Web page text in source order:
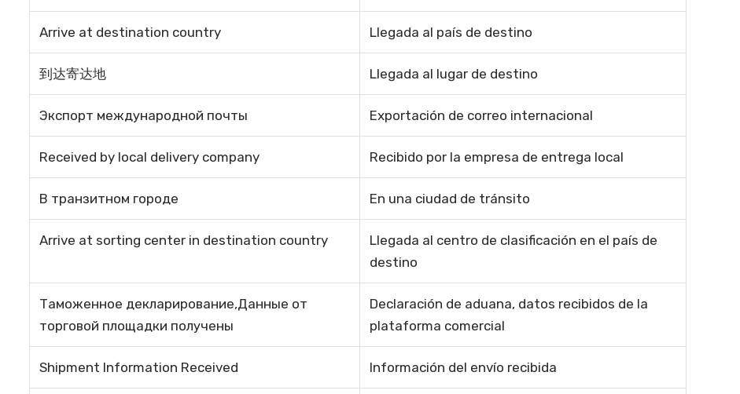
Arrive at destination country Llegada al país de destino
到达寄达地 Llegada al lugar de destino
Экспорт международной почты Exportación de correo internacional
Received by local delivery company Recibido por la empresa de entrega local
В транзитном городе En una ciudad de tránsito
Arrive at sorting center in destination country
Llegada al centro de clasificación en el país de
destino
Таможенное декларирование,Данные от
торговой площадки получены
Declaración de aduana, datos recibidos de la
plataforma comercial
Shipment Information Received Información del envío recibida